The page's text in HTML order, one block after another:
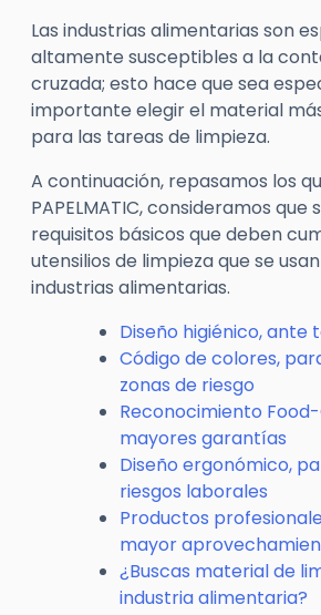
Las industrias alimentarias son
altamente susceptibles a la
cruzada; esto hace que sea
importante elegir el material
para las tareas de limpieza.
A continuación, repasamos los
PAPELMATIC, consideramos que
requisitos básicos que deben
utensilios de limpieza que se
industrias alimentarias.
Diseño higiénico, ante
Código de colores,
zonas de riesgo
Reconocimiento
mayores garantías
Diseño ergonómico,
riesgos laborales
Productos
mayor
¿Buscas material de
industria alimentaria?